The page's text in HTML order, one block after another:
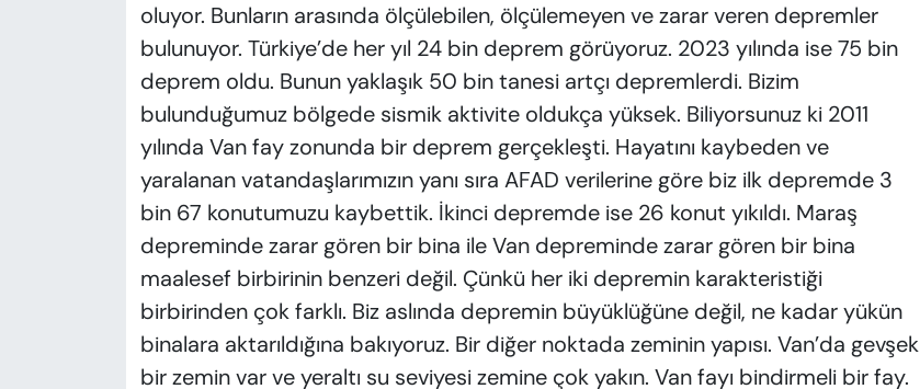
oluyor. Bunların arasında ölçülebilen, ölçülemeyen ve zarar veren depremler
bulunuyor. Türkiye’de her yıl 24 bin deprem görüyoruz. 2023 yılında ise 75 bin
deprem oldu. Bunun yaklaşık 50 bin tanesi artçı depremlerdi. Bizim
bulunduğumuz bölgede sismik aktivite oldukça yüksek. Biliyorsunuz ki 2011
yılında Van fay zonunda bir deprem gerçekleşti. Hayatını kaybeden ve
yaralanan vatandaşlarımızın yanı sıra AFAD verilerine göre biz ilk depremde 3
bin 67 konutumuzu kaybettik. İkinci depremde ise 26 konut yıkıldı. Maraş
depreminde zarar gören bir bina ile Van depreminde zarar gören bir bina
maalesef birbirinin benzeri değil. Çünkü her iki depremin karakteristiği
birbirinden çok farklı. Biz aslında depremin büyüklüğüne değil, ne kadar yükün
binalara aktarıldığına bakıyoruz. Bir diğer noktada zeminin yapısı. Van’da gevşek
bir zemin var ve yeraltı su seviyesi zemine çok yakın. Van fayı bindirmeli bir fay.